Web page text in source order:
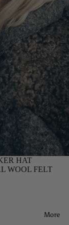
More
HAT
WOOL FELT